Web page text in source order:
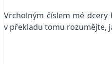
Vrcholným číslem mé dcery
v překladu tomu rozumějte,